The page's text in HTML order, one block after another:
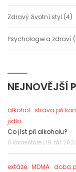
Zdravý životní styl (4)
Psychologie a zdraví
NEJNOVĚJŠÍ
alkohol strava při
jídlo
Co jíst při alkoholu?
0 Komentáře | 19 zář
extáze MDMA doba